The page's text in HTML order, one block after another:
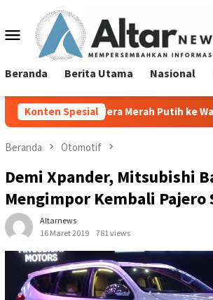
konten Menu
Mobile
Beranda Berita Utama Nasional
Konten Spesial
Merah Putih ke Warga Lurah
Beranda Otomotif
Demi Xpander, Mitsubishi
Mengimpor Kembali Pajero
Altarnews
16 Maret 2019
781 views